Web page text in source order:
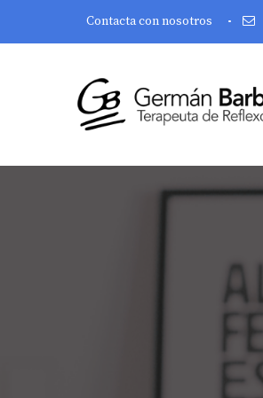
Contacta con nosotros